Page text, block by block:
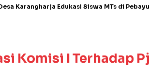
Karangharja Edukasi Siswa MTs di
Komisi I Terhadap